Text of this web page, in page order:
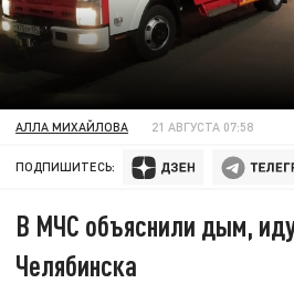
АЛЛА МИХАЙЛОВА 21 АВГУСТА 07:58
ПОДПИШИТЕСЬ:
В МЧС объяснили дым,
Челябинска